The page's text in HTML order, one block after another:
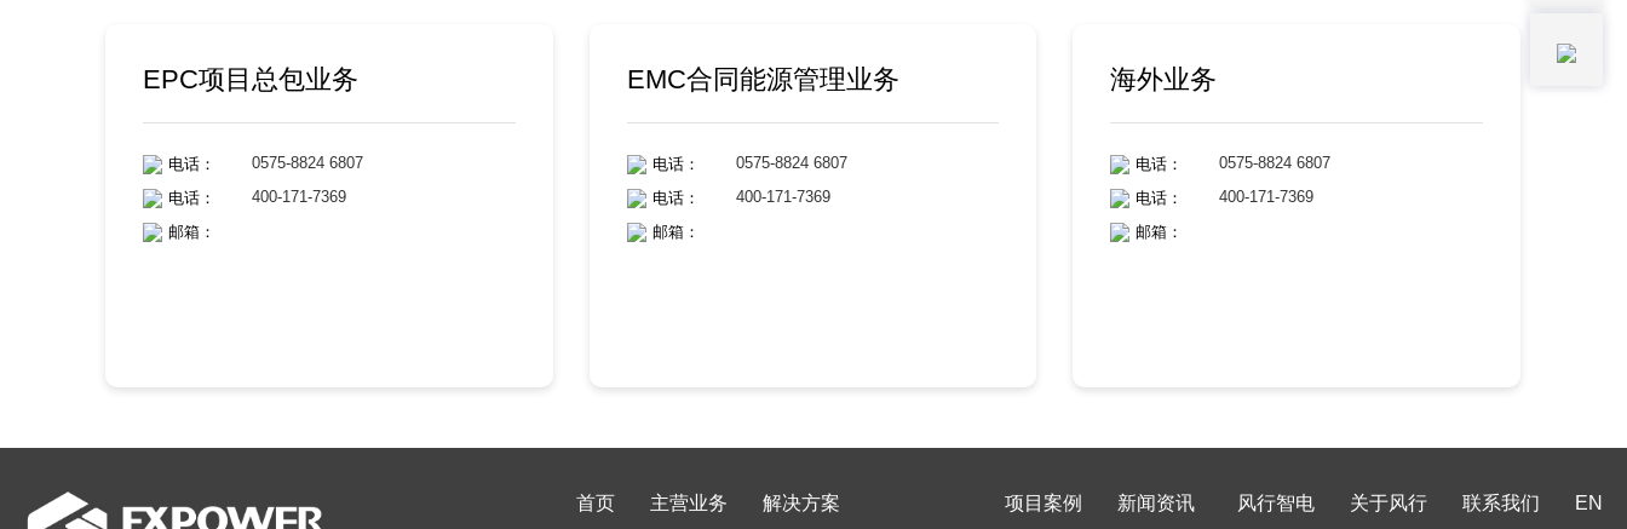
EPC项目总包业务
电话：
0575-8824 6807
电话：
400-171-7369
邮箱：
EMC合同能源管理业务
电话：
0575-8824 6807
电话：
400-171-7369
邮箱：
海外业务
电话：
0575-8824 6807
电话：
400-171-7369
邮箱：
首页 主营业务 解决方案 项目案例 新闻资讯 风行智电 关于风行 联系我们 EN